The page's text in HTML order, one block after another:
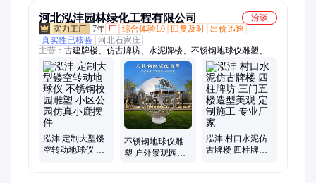
河北泓沣园林绿化工程有限公司
洽谈
7年 厂 综合体验L0 回复及时 出价迅速
真实性已核验 河北石家庄
主营： 古建牌楼、仿古牌坊、水泥牌楼、不锈钢地球仪雕塑、混
凝土门楼、石雕牌楼、汉白玉旗台、仿古凉亭长廊、石材浮雕
泓沣 定制大型镂
空转动地球仪 不
不锈钢地球仪雕
塑 户外景观园林
泓沣 村口水泥仿
古牌楼 四柱牌坊